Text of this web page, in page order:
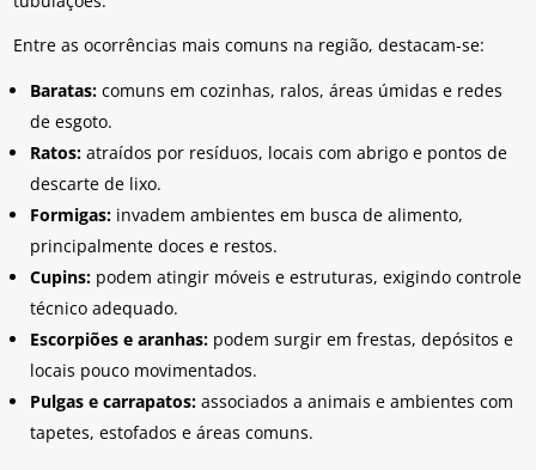
Entre as ocorrências mais comuns na região, destacam-se:
Baratas: comuns em cozinhas, ralos, áreas úmidas e redes
de esgoto.
Ratos: atraídos por resíduos, locais com abrigo e pontos de
descarte de lixo.
Formigas: invadem ambientes em busca de alimento,
principalmente doces e restos.
Cupins: podem atingir móveis e estruturas, exigindo controle
técnico adequado.
Escorpiões e aranhas: podem surgir em frestas, depósitos e
locais pouco movimentados.
Pulgas e carrapatos: associados a animais e ambientes com
tapetes, estofados e áreas comuns.